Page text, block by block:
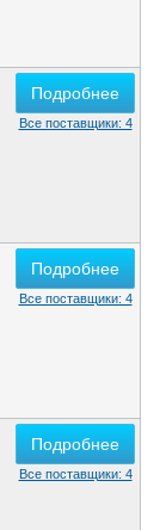
Подробнее
Все поставщики: 4
Подробнее
Все поставщики: 4
Подробнее
Все поставщики: 4